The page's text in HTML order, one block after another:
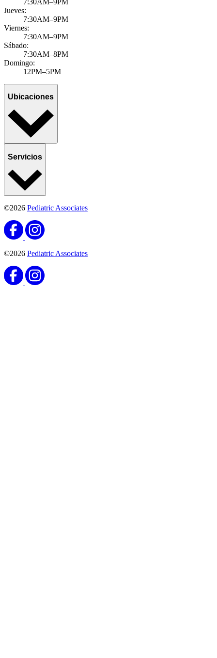
Jueves:
7:30AM–9PM
Viernes:
7:30AM–9PM
Sábado:
7:30AM–8PM
Domingo:
12PM–5PM
Ubicaciones
Servicios
©2026 Pediatric Associates
©2026 Pediatric Associates